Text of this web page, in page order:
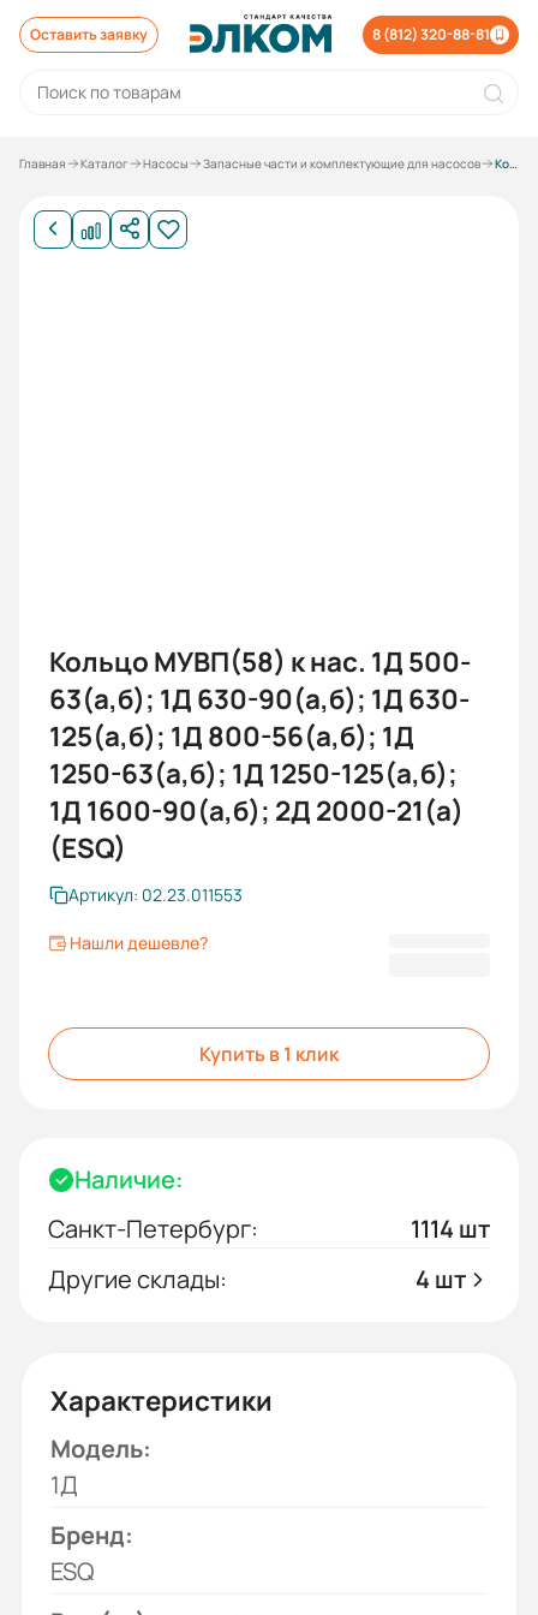
Оставить заявку 8 (812) 320-88-81
Главная Каталог Насосы Запасные части и комплектующие для насосов Кольцо МУВП(58) к насосу 1Д 500-63(а,б); 1Д 630-90(а,б); 1Д 630-125(а,б); 1Д 800-56(а,б); 1Д 1250-63(а,б); 1Д 1250-125(а,б); 1Д 1600-90(а,б); 2Д 2000-21(а)
Кольцо МУВП(58) к нас. 1Д 500-
63(а,б); 1Д 630-90(а,б); 1Д 630-
125(а,б); 1Д 800-56(а,б); 1Д
1250-63(а,б); 1Д 1250-125(а,б);
1Д 1600-90(а,б); 2Д 2000-21(а)
(ESQ)
Артикул: 02.23.011553
Нашли дешевле?
Купить в 1 клик
Наличие:
Санкт-Петербург:
1114 шт
Другие склады:
4 шт
Характеристики
Модель:
1Д
Бренд:
ESQ